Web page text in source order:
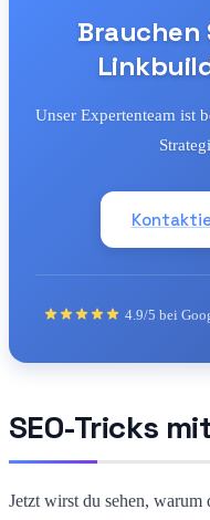
Brauchen
Unser Expertenteam ist
4.9/5 bei
SEO-Tricks
Jetzt wirst du sehen,